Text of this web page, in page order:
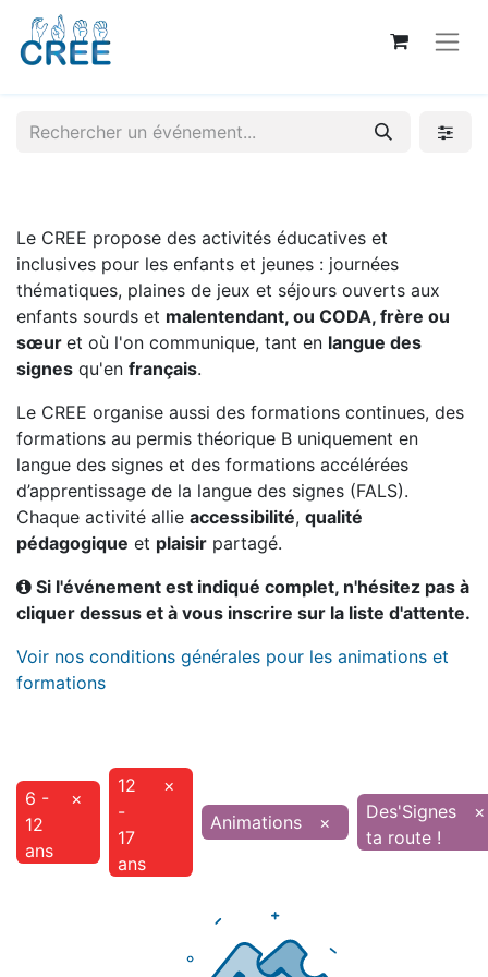
Le CREE propose des activités éducatives et
inclusives pour les enfants et jeunes : journées
thématiques, plaines de jeux et séjours ouverts aux
enfants sourds et malentendant, ou CODA, frère ou
sœur et où l'on communique, tant en langue des
signes qu'en français.
Le CREE organise aussi des formations continues, des
formations au permis théorique B uniquement en
langue des signes et des formations accélérées
d’apprentissage de la langue des signes (FALS).
Chaque activité allie accessibilité, qualité
pédagogique et plaisir partagé.
Si l'événement est indiqué complet, n'hésitez pas à
cliquer dessus et à vous inscrire sur la liste d'attente.
Voir nos conditions générales pour les animations et
formations
6 -
12
ans
×
12
-
17
ans
×
Animations
×
Des'Signes
ta route !
×